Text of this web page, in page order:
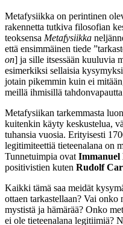
Metafysiikka on perintinen
rakennetta tutkiva filosofian
teoksensa Metafysiikka
että ensimmäinen tiede
on] ja sille itsessään kuuluvia
esimerkiksi sellaisia
jotain pikemmin kuin ei
meillä ihmisillä
Metafysiikan tarkemmasta
kuitenkin käyty keskustelua,
tuhansia vuosia. Erityisesti
legitimiteettiä tieteenalana on
Tunnetuimpia ovat Immanuel
positivistien kuten Rudolf
Kaikki tämä saa meidät
ottaen tarkastellaan? Vai
mystistä ja hämärää? Onko
ei ole tieteenalana legitiimiä?